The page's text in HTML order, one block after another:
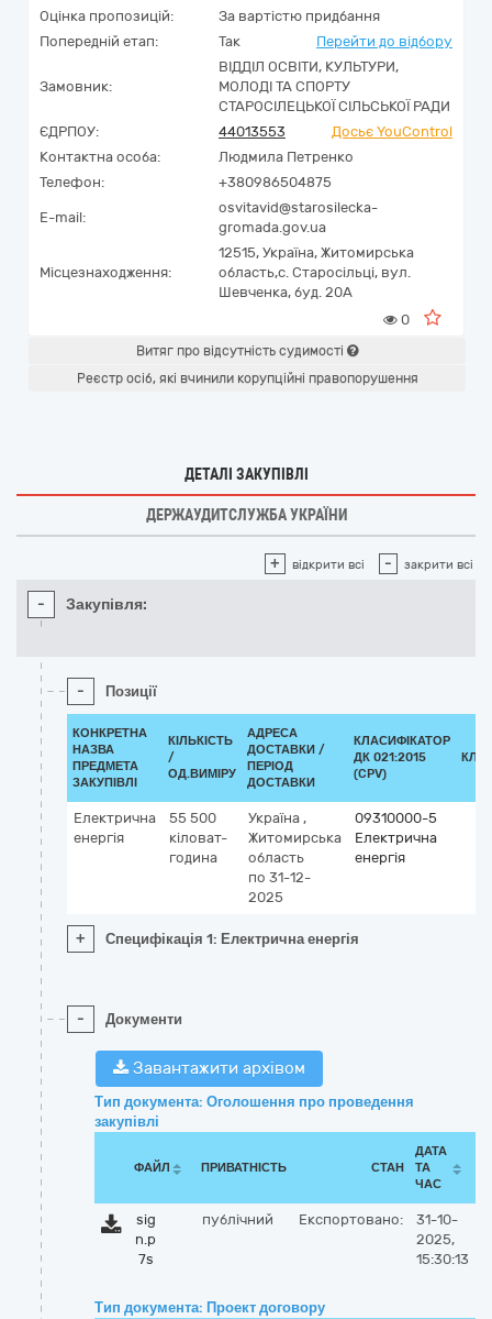
Оцінка пропозицій:
За вартістю придбання
Попередній етап:
Так Перейти до відбору
Замовник:
ВІДДІЛ ОСВІТИ, КУЛЬТУРИ,
МОЛОДІ ТА СПОРТУ
СТАРОСІЛЕЦЬКОЇ СІЛЬСЬКОЇ РАДИ
ЄДРПОУ:
44013553
Досьє YouControl
Контактна особа:
Людмила Петренко
Телефон:
+380986504875
E-mail:
osvitavid@starosilecka-
gromada.gov.ua
Місцезнаходження:
12515, Україна, Житомирська
область,с. Старосільці, вул.
Шевченка, буд. 20А
0
Витяг про відсутність судимості
Реєстр осіб, які вчинили корупційні правопорушення
ДЕТАЛІ ЗАКУПІВЛІ
ДЕРЖАУДИТСЛУЖБА УКРАЇНИ
+ відкрити всі - закрити всі
- Закупівля:
- Позиції
КОНКРЕТНА
НАЗВА
ПРЕДМЕТА
ЗАКУПІВЛІ
КІЛЬКІСТЬ
/
ОД.ВИМІРУ
АДРЕСА
ДОСТАВКИ /
ПЕРІОД
ДОСТАВКИ
КЛАСИФІКАТОР
ДК 021:2015
(CPV)
Електрична
енергія
55 500
кіловат-
година
Україна ,
Житомирська
область
по 31-12-
2025
09310000-5
Електрична
енергія
+ Специфікація 1: Електрична енергія
- Документи
Завантажити архівом
Тип документа: Оголошення про проведення
закупівлі
ФАЙЛ ПРИВАТНІСТЬ СТАН
ДАТА
ТА
ЧАС
sig
n.p
7s
публічний Експортовано:
31-10-
2025,
15:30:13
Тип документа: Проект договору